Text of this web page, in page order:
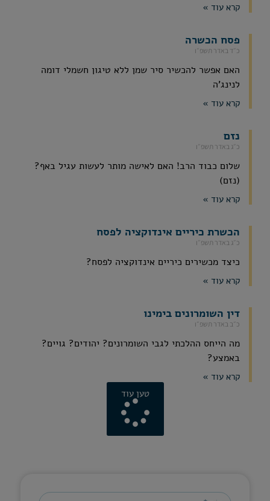
קרא עוד »
פסח הכשרה
כ״ד באדר תשפ״ו
האם אפשר להכשיר סיר שמן ללא טיגון חשמלי דומה
לנינג'ה
קרא עוד »
נזם
כ״ג באדר תשפ״ו
שלום כבוד הרב! האם לאישה מותר לעשות עגיל באף?
(נזם)
קרא עוד »
הכשרת כיריים אינדוקציה לפסח
כ״ג באדר תשפ״ו
כיצד מכשירים כיריים אינדוקציה לפסח?
קרא עוד »
דין השומרונים בימינו
כ״ב באדר תשפ״ו
מה הייחס ההלכתי לגבי השומרונים? יהודים? גויים?
באמצע?
קרא עוד »
טען עוד